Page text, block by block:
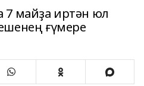
7 майҙа иртән юл
ғүмере